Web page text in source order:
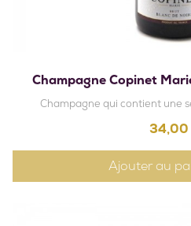
Champagne Copinet
Champagne qui contient une
Prix
34,00
Ajouter au